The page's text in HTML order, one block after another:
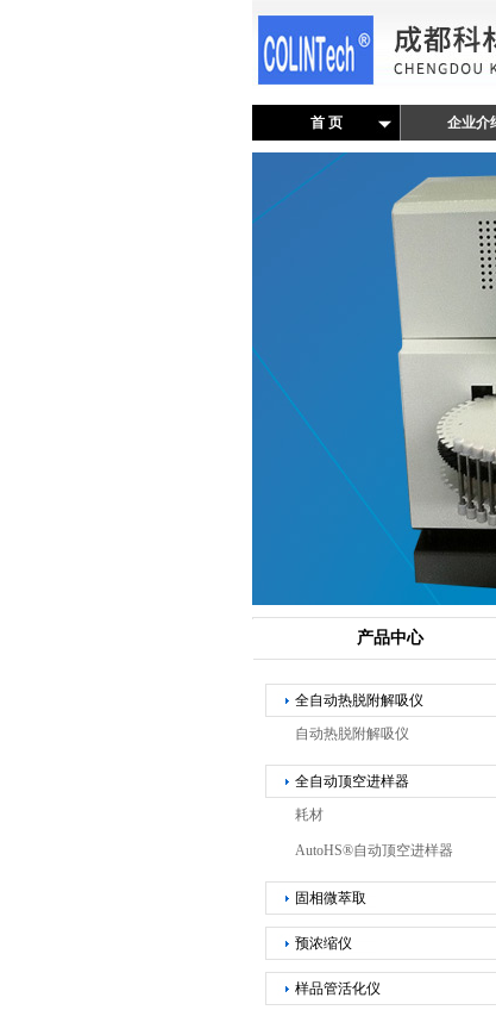
首 页 企业介
产品中心
全自动热脱附解吸仪
自动热脱附解吸仪
全自动顶空进样器
耗材
AutoHS®自动顶空进样器
固相微萃取
预浓缩仪
样品管活化仪